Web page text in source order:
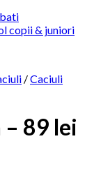
copii & juniori
/Caciuli
– 89 lei